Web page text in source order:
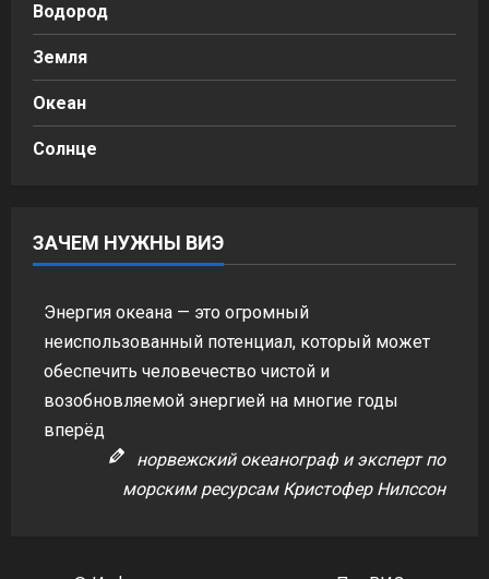
Водород
Земля
Океан
Солнце
ЗАЧЕМ НУЖНЫ ВИЭ
Энергия океана — это огромный
неиспользованный потенциал, который может
обеспечить человечество чистой и
возобновляемой энергией на многие годы
вперёд
норвежский океанограф и эксперт по
морским ресурсам Кристофер Нилссон